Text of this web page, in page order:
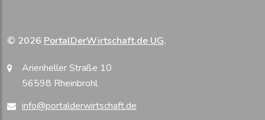
© 2026 PortalDerWirtschaft.de UG.
Arienheller Straße 10
56598 Rheinbrohl
info@portalderwirtschaft.de